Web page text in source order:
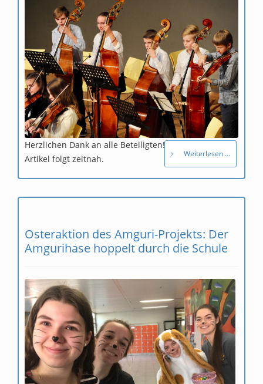
Herzlichen Dank an alle Beteiligten! Ein ausführlicher
Artikel folgt zeitnah.
Weiterlesen ...
Osteraktion des Amguri-Projekts: Der
Amgurihase hoppelt durch die Schule